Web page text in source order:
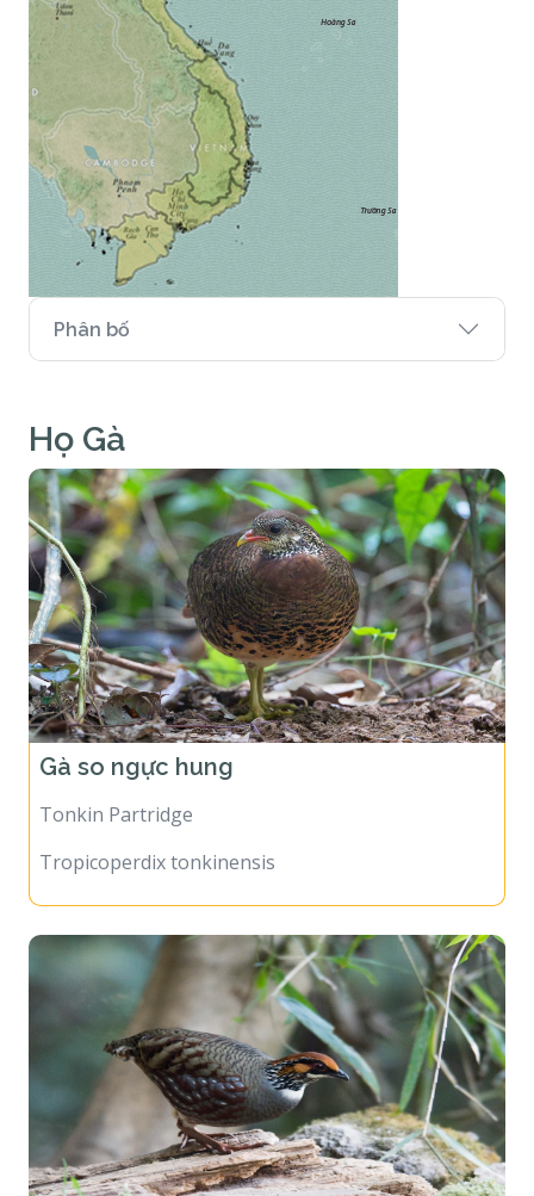
Phân bố
Họ Gà
Gà so ngực hung
Tonkin Partridge
Tropicoperdix tonkinensis